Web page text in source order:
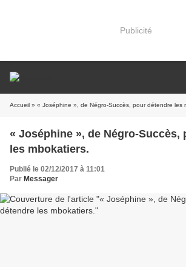
Publicité
Accueil » « Joséphine », de Négro-Succès, pour détendre les
« Joséphine », de Négro-Succès,
les mbokatiers.
Publié le 02/12/2017 à 11:01
Par Messager